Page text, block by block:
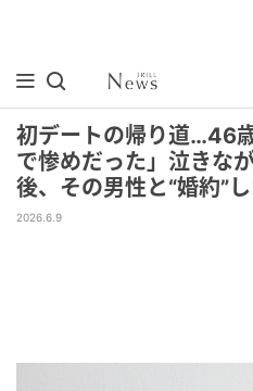
初デートの帰り道…46
で惨めだった」泣きな
後、その男性と“婚約”
2026.6.9